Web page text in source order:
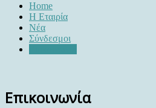
Home
Η Εταιρία
Νέα
Σύνδεσμοι
Επικοινωνία